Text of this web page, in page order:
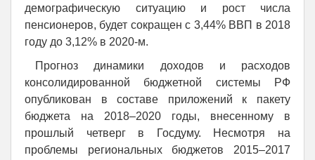
демографическую ситуацию и рост числа
пенсионеров, будет сокращен с 3,44% ВВП в 2018
году до 3,12% в 2020-м.
Прогноз динамики доходов и расходов
консолидированной бюджетной системы РФ
опубликован в составе приложений к пакету
бюджета на 2018–2020 годы, внесенному в
прошлый четверг в Госдуму. Несмотря на
проблемы региональных бюджетов 2015–2017